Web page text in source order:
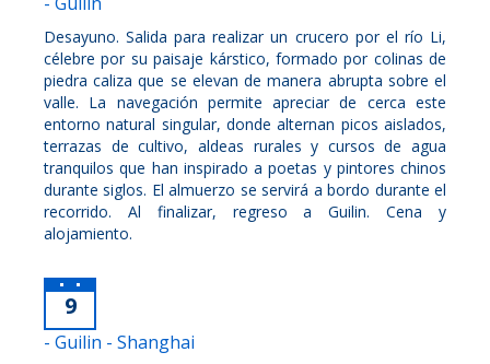
Desayuno. Salida para realizar un crucero por el río Li,
célebre por su paisaje kárstico, formado por colinas de
piedra caliza que se elevan de manera abrupta sobre el
valle. La navegación permite apreciar de cerca este
entorno natural singular, donde alternan picos aislados,
terrazas de cultivo, aldeas rurales y cursos de agua
tranquilos que han inspirado a poetas y pintores chinos
durante siglos. El almuerzo se servirá a bordo durante el
recorrido. Al finalizar, regreso a Guilin. Cena y
alojamiento.
9
- Guilin - Shanghai